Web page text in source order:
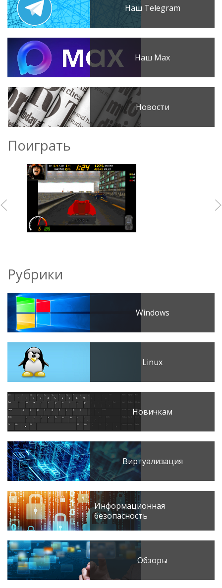
Наш Telegram
Наш Max
Новости
Поиграть
Рубрики
Windows
Linux
Новичкам
Виртуализация
Информационная
безопасность
Обзоры